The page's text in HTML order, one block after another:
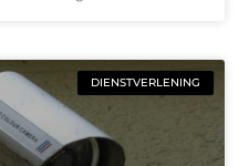
DIENSTVERLENING